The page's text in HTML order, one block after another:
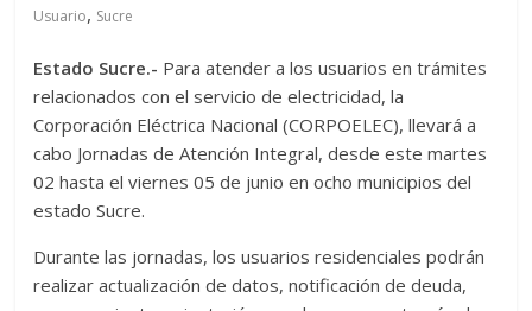
Usuario, Sucre
Estado Sucre.- Para atender a los usuarios en trámites
relacionados con el servicio de electricidad, la
Corporación Eléctrica Nacional (CORPOELEC), llevará a
cabo Jornadas de Atención Integral, desde este martes
02 hasta el viernes 05 de junio en ocho municipios del
estado Sucre.
Durante las jornadas, los usuarios residenciales podrán
realizar actualización de datos, notificación de deuda,